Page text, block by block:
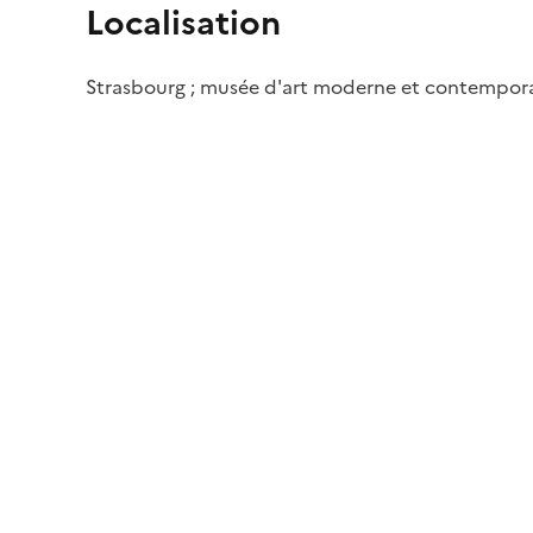
Localisation
Strasbourg ; musée d'art moderne et